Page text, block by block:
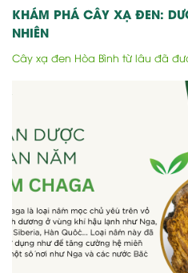
KHÁM PHÁ CÂY XẠ ĐEN:
NHIÊN
Cây xạ đen Hòa Bình từ lâu đã